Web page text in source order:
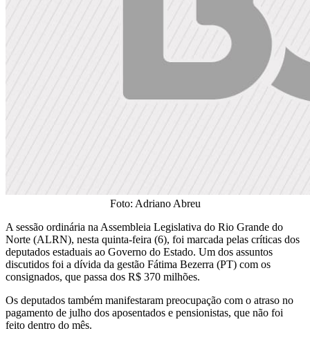
Foto: Adriano Abreu
A sessão ordinária na Assembleia Legislativa do Rio Grande do
Norte (ALRN), nesta quinta-feira (6), foi marcada pelas críticas dos
deputados estaduais ao Governo do Estado. Um dos assuntos
discutidos foi a dívida da gestão Fátima Bezerra (PT) com os
consignados, que passa dos R$ 370 milhões.
Os deputados também manifestaram preocupação com o atraso no
pagamento de julho dos aposentados e pensionistas, que não foi
feito dentro do mês.